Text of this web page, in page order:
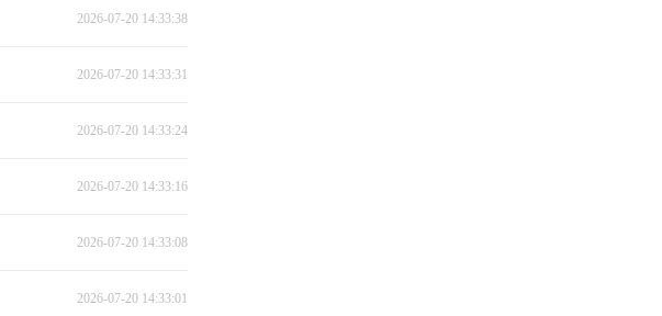
2026-07-20 14:33:38
2026-07-20 14:33:31
2026-07-20 14:33:24
2026-07-20 14:33:16
2026-07-20 14:33:08
2026-07-20 14:33:01